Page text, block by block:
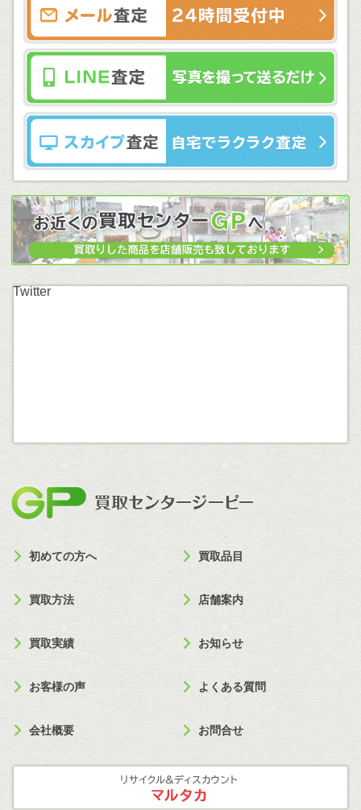
Twitter
初めての方へ 買取品目
買取方法 店舗案内
買取実績 お知らせ
お客様の声 よくある質問
会社概要 お問合せ